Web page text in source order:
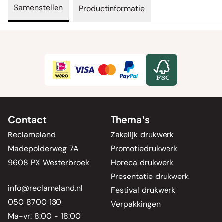
Samenstellen Productinformatie
Contact
Reclameland
Madepolderweg 7A
9608 PX Westerbroek
info@reclameland.nl
050 8700 130
Ma-vr: 8:00 - 18:00
Thema's
Zakelijk drukwerk
Promotiedrukwerk
Horeca drukwerk
Presentatie drukwerk
Festival drukwerk
Verpakkingen